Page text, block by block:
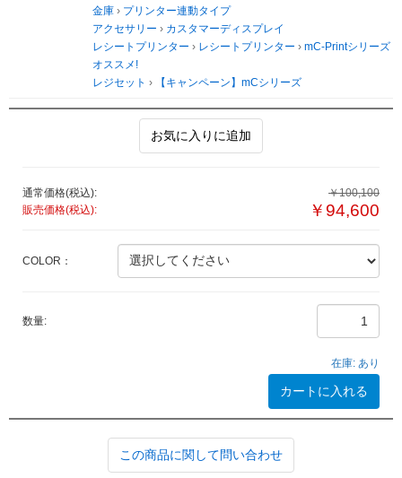
金庫 › プリンター連動タイプ
アクセサリー › カスタマーディスプレイ
レシートプリンター › レシートプリンター › mC-Printシリーズ
オススメ!
レジセット › 【キャンペーン】mCシリーズ
お気に入りに追加
通常価格(税込):
￥100,100
販売価格(税込):
￥94,600
COLOR：
数量:
在庫: あり
カートに入れる
この商品に関して問い合わせ